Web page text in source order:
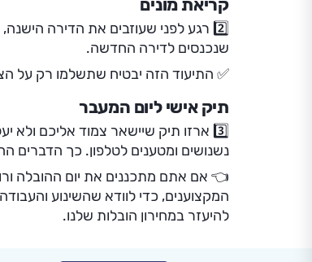
קריאת מונים
2️⃣ רגע לפני שעוזבים את הדירה
שנכנסים לדירה החדשה.
✅ התיעוד הזה יבטיח שתשלמו רק על
תיק אישי ליום המעבר
3️⃣ ארזו תיק שיישאר צמוד אליכם
נשנושים ומטענים לטלפון. כך
👈 אם אתם מתכננים את יום ההובלה
המקצוענים, כדי לוודא שהשינוע
להיעזר במחירון הובלות שלנו.